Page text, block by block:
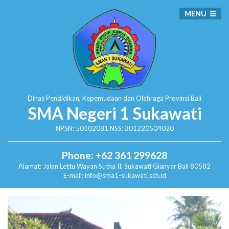
Dinas Pendidikan, Kepemudaan dan Olahraga Provinsi Bali
SMA Negeri 1 Sukawati
NPSN: 50102081 NSS: 301220504020
Phone: +62 361 299628
Alamat: Jalan Lettu Wayan Sutha II, SukawatiGianyar Bali 80582
E-mail: info@sma1-sukawati.sch.id
MENU